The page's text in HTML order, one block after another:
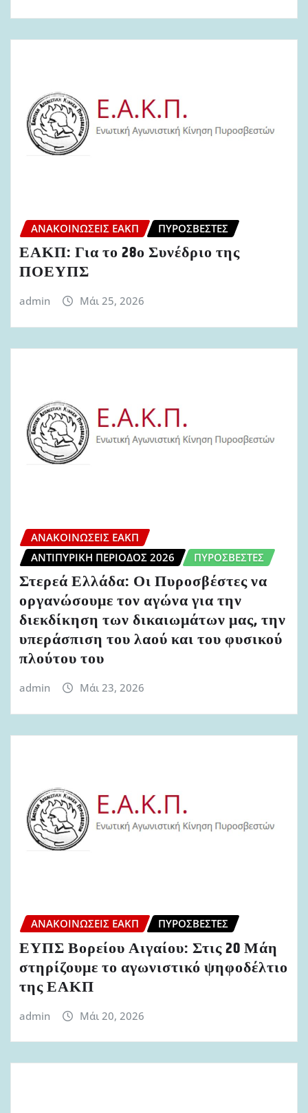
ΑΝΑΚΟΙΝΏΣΕΙΣ ΕΑΚΠ ΠΥΡΟΣΒΈΣΤΕΣ
ΕΑΚΠ: Για το 28ο Συνέδριο της
ΠΟΕΥΠΣ
admin Μάι 25, 2026
ΑΝΑΚΟΙΝΏΣΕΙΣ ΕΑΚΠ
ΑΝΤΙΠΥΡΙΚΉ ΠΕΡΊΟΔΟΣ 2026
ΠΥΡΟΣΒΈΣΤΕΣ
Στερεά Ελλάδα: Οι Πυροσβέστες να
οργανώσουμε τον αγώνα για την
διεκδίκηση των δικαιωμάτων μας, την
υπεράσπιση του λαού και του φυσικού
πλούτου του
admin Μάι 23, 2026
ΑΝΑΚΟΙΝΏΣΕΙΣ ΕΑΚΠ ΠΥΡΟΣΒΈΣΤΕΣ
ΕΥΠΣ Βορείου Αιγαίου: Στις 20 Μάη
στηρίζουμε το αγωνιστικό ψηφοδέλτιο
της ΕΑΚΠ
admin Μάι 20, 2026